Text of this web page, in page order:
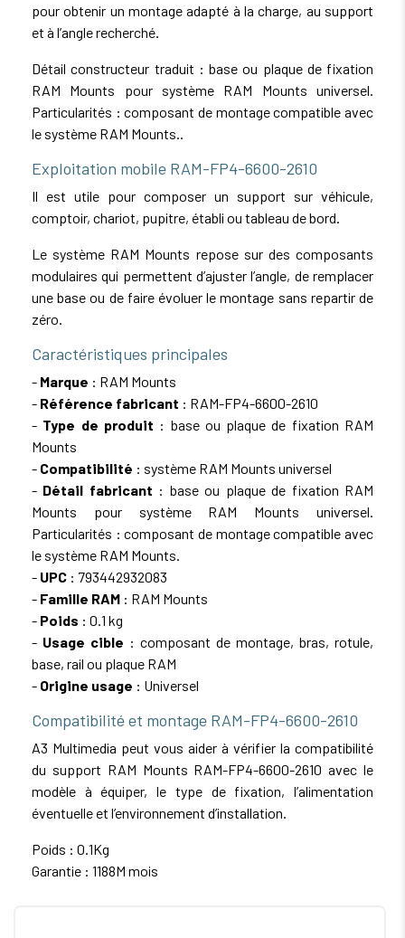
pour obtenir un montage adapté à la charge, au support
et à l’angle recherché.
Détail constructeur traduit : base ou plaque de fixation
RAM Mounts pour système RAM Mounts universel.
Particularités : composant de montage compatible avec
le système RAM Mounts..
Exploitation mobile RAM-FP4-6600-2610
Il est utile pour composer un support sur véhicule,
comptoir, chariot, pupitre, établi ou tableau de bord.
Le système RAM Mounts repose sur des composants
modulaires qui permettent d’ajuster l’angle, de remplacer
une base ou de faire évoluer le montage sans repartir de
zéro.
Caractéristiques principales
- Marque : RAM Mounts
- Référence fabricant : RAM-FP4-6600-2610
- Type de produit : base ou plaque de fixation RAM
Mounts
- Compatibilité : système RAM Mounts universel
- Détail fabricant : base ou plaque de fixation RAM
Mounts pour système RAM Mounts universel.
Particularités : composant de montage compatible avec
le système RAM Mounts.
- UPC : 793442932083
- Famille RAM : RAM Mounts
- Poids : 0.1 kg
- Usage cible : composant de montage, bras, rotule,
base, rail ou plaque RAM
- Origine usage : Universel
Compatibilité et montage RAM-FP4-6600-2610
A3 Multimedia peut vous aider à vérifier la compatibilité
du support RAM Mounts RAM-FP4-6600-2610 avec le
modèle à équiper, le type de fixation, l’alimentation
éventuelle et l’environnement d’installation.
Poids : 0.1Kg
Garantie : 1188M mois